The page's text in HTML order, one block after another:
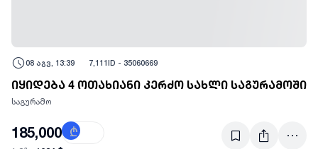
08 აგვ, 13:39 7,111ID - 35060669
იყიდება 4 ოთახიანი კერძო სახლი საგურამოში
საგურამო
185,000 ₾